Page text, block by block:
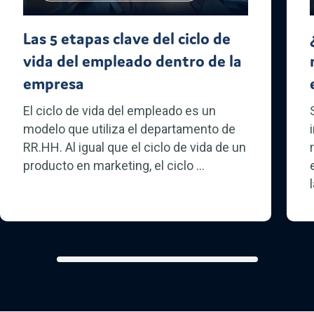
Las 5 etapas clave del ciclo de
vida del empleado dentro de la
empresa
El ciclo de vida del empleado es un
modelo que utiliza el departamento de
RR.HH. Al igual que el ciclo de vida de un
producto en marketing, el ciclo ...